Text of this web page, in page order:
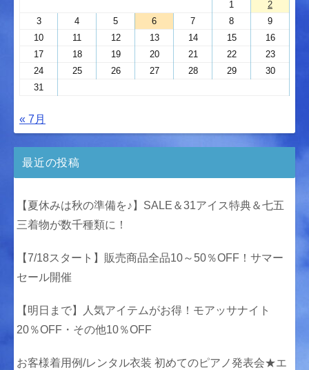
1
2
3
4 5 6 7 8
9
10
11 12 13 14 15
16
17
18 19 20 21 22
23
24
25 26 27 28 29
30
31
« 7月
最近の投稿
【夏休みは秋の準備を♪】SALE＆31アイス特典＆七五
三着物が数千種類に！
【7/18スタート】販売商品全品10～50％OFF！サマー
セール開催
【明日まで】人気アイテムがお得！モアッサナイト
20％OFF・その他10％OFF
お客様着用例/レンタル衣装 初めてのピアノ発表会★エ